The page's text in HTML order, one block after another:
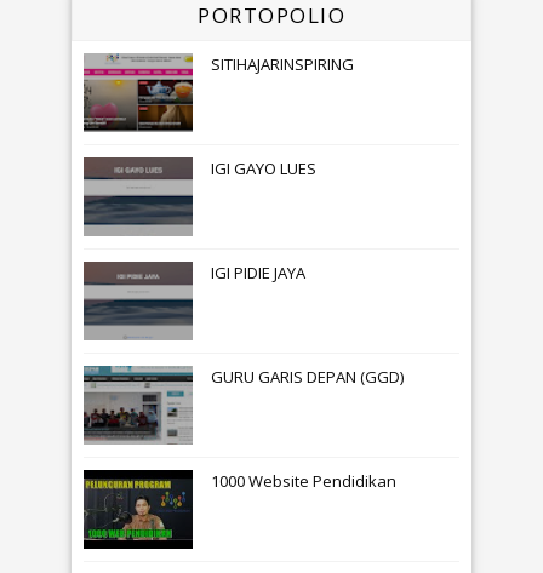
PORTOPOLIO
SITIHAJARINSPIRING
IGI GAYO LUES
IGI PIDIE JAYA
GURU GARIS DEPAN (GGD)
1000 Website Pendidikan